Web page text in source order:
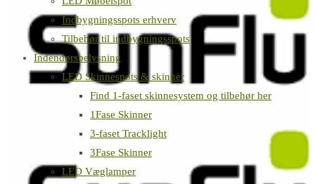
Indbygningsspots erhverv
Tilbehør til indbygningsspots
Indendørsbelysning
LED Skinnespots & skinner
Find 1-faset skinnesystem og tilbehør her
1Fase Skinner
3-faset Tracklight
3Fase Skinner
LED Væglamper